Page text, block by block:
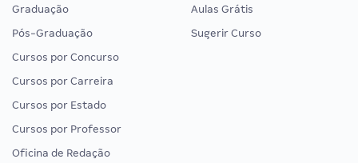
Graduação
Pós-Graduação
Cursos por Concurso
Cursos por Carreira
Cursos por Estado
Cursos por Professor
Oficina de Redação
Aulas Grátis
Sugerir Curso